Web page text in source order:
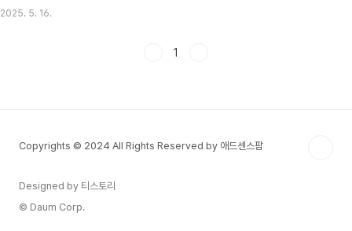
주에 대한 관심이 급증하고 있습니다.📌 오늘은 니파 바이러스란 무엇인지, 그리고 니파
2025. 5. 16.
1
Copyrights © 2024 All Rights Reserved by 애드센스팜
Designed by 티스토리
© Daum Corp.